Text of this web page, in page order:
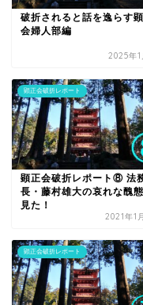
破折されると話を逸らす
会婦人部編
2025年1
顕正会破折レポート
顕正会破折レポート⑧ 法
長・藤村雄大の哀れな醜
見た！
2021年1
顕正会破折レポート